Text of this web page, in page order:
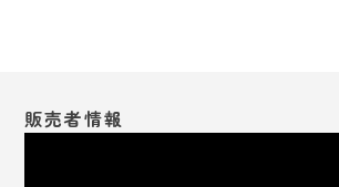
販売者情報